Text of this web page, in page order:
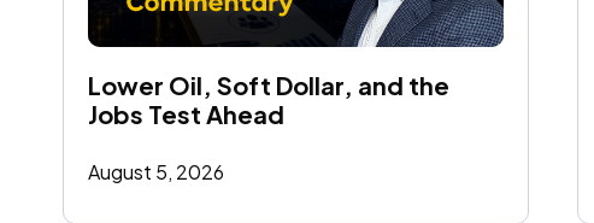
Lower Oil, Soft Dollar, and the
Jobs Test Ahead
August 5, 2026